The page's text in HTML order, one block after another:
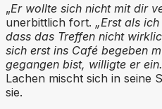
„Er wollte sich nicht mit dir
unerbittlich fort. „Erst als
dass das Treffen nicht
sich erst ins Café begeben
gegangen bist, willigte er ein.
Lachen mischt sich in seine
sie.